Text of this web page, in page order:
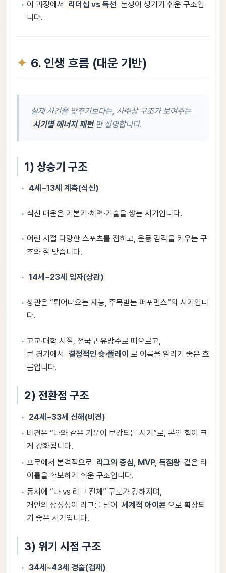
이 과정에서 리더십 vs 독선 논쟁이 생기기 쉬운 구조입
니다.
6. 인생 흐름 (대운 기반)
실제 사건을 맞추기보다는, 사주상 구조가 보여주는
시기별 에너지 패턴 만 설명합니다.
1) 상승기 구조
4세~13세 계축(식신)
식신 대운은 기본기·체력·기술을 쌓는 시기입니다.
어린 시절 다양한 스포츠를 접하고, 운동 감각을 키우는 구
조와 잘 맞습니다.
14세~23세 임자(상관)
상관은 “튀어나오는 재능, 주목받는 퍼포먼스”의 시기입니
다.
고교·대학 시절, 전국구 유망주로 떠오르고,
큰 경기에서
결정적인 슛·플레이 로 이름을 알리기 좋은 흐
름입니다.
2) 전환점 구조
24세~33세 신해(비견)
비견은 “나와 같은 기운이 보강되는 시기”로, 본인 힘이 크
게 강화됩니다.
프로에서 본격적으로 리그의 중심, MVP, 득점왕 같은 타
이틀을 확보하기 쉬운 구조입니다.
동시에 “나 vs 리그 전체” 구도가 강해지며,
개인의 상징성이 리그를 넘어 세계적 아이콘 으로 확장되
기 좋은 시기입니다.
3) 위기 시점 구조
34세~43세 경술(겁재)